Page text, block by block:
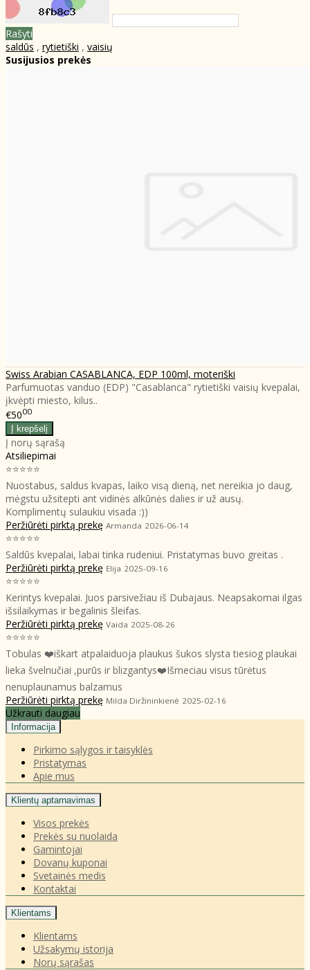
Rašyti
saldūs , rytietiški , vaisių
Susijusios prekės
Swiss Arabian CASABLANCA, EDP 100ml, moteriški
Parfumuotas vanduo (EDP) "Casablanca" rytietiški vaisių kvepalai,
įkvėpti miesto, kilus..
€5000
Į norų sąrašą
Atsiliepimai
⭐⭐⭐⭐⭐
Nuostabus, saldus kvapas, laiko visą dieną, net nereikia jo daug,
mėgstu užsitepti ant vidinės alkūnės dalies ir už ausų.
Komplimentų sulaukiu visada :))
Peržiūrėti pirktą prekę Armanda 2026-06-14
⭐⭐⭐⭐⭐
Saldūs kvepalai, labai tinka rudeniui. Pristatymas buvo greitas .
Peržiūrėti pirktą prekę Elija 2025-09-16
⭐⭐⭐⭐⭐
Kerintys kvepalai. Juos parsivežiau iš Dubajaus. Neapsakomai ilgas
išsilaikymas ir begalinis šleifas.
Peržiūrėti pirktą prekę Vaida 2025-08-26
⭐⭐⭐⭐⭐
Tobulas ❤️iškart atpalaiduoja plaukus šukos slysta tiesiog plaukai
lieka švelnučiai ,purūs ir blizgantys❤️Išmeciau visus tūrėtus
nenuplaunamus balzamus
Peržiūrėti pirktą prekę Milda Diržininkienė 2025-02-16
Užkrauti daugiau
Informacija
Pirkimo sąlygos ir taisyklės
Pristatymas
Apie mus
Klientų aptarnavimas
Visos prekės
Prekės su nuolaida
Gamintojai
Dovanų kuponai
Svetainės medis
Kontaktai
Klientams
Klientams
Užsakymų istorija
Norų sąrašas